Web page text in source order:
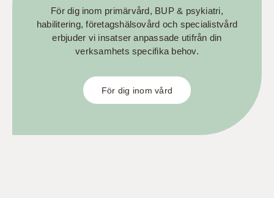
För dig inom primärvård, BUP & psykiatri,
habilitering, företagshälsovård och specialistvård
erbjuder vi insatser anpassade utifrån din
verksamhets specifika behov.
För dig inom vård